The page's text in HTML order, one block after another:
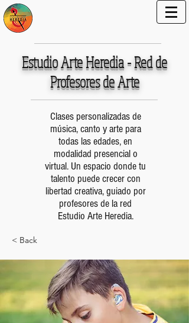
Estudio Arte Heredia - Red de
Profesores de Arte
Clases personalizadas de
música, canto y arte para
todas las edades, en
modalidad presencial o
virtual. Un espacio donde tu
talento puede crecer con
libertad creativa, guiado por
profesores de la red
Estudio Arte Heredia.
< Back